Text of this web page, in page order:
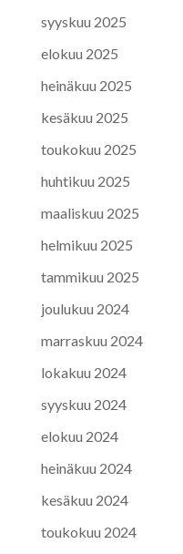
syyskuu 2025
elokuu 2025
heinäkuu 2025
kesäkuu 2025
toukokuu 2025
huhtikuu 2025
maaliskuu 2025
helmikuu 2025
tammikuu 2025
joulukuu 2024
marraskuu 2024
lokakuu 2024
syyskuu 2024
elokuu 2024
heinäkuu 2024
kesäkuu 2024
toukokuu 2024